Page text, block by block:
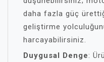
daha fazla güç
geliştirme
harcayabilirsiniz.
Duygusal Denge: